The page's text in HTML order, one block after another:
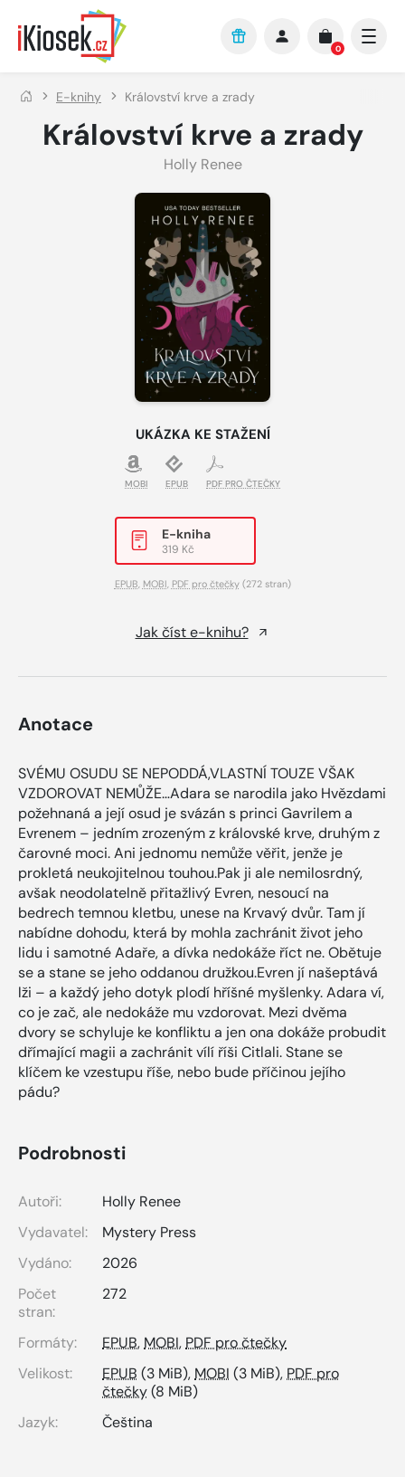
Přejít na hlavní obsah
0
E-knihy Království krve a zrady
Království krve a zrady
Holly Renee
UKÁZKA KE STAŽENÍ
MOBI EPUB PDF PRO ČTEČKY
E-kniha
319 Kč
EPUB, MOBI, PDF pro čtečky(272 stran)
Jak číst e-knihu?
Anotace
SVÉMU OSUDU SE NEPODDÁ,VLASTNÍ TOUZE VŠAK
VZDOROVAT NEMŮŽE…Adara se narodila jako Hvězdami
požehnaná a její osud je svázán s princi Gavrilem a
Evrenem – jedním zrozeným z královské krve, druhým z
čarovné moci. Ani jednomu nemůže věřit, jenže je
prokletá neukojitelnou touhou.Pak ji ale nemilosrdný,
avšak neodolatelně přitažlivý Evren, nesoucí na
bedrech temnou kletbu, unese na Krvavý dvůr. Tam jí
nabídne dohodu, která by mohla zachránit život jeho
lidu i samotné Adaře, a dívka nedokáže říct ne. Obětuje
se a stane se jeho oddanou družkou.Evren jí našeptává
lži – a každý jeho dotyk plodí hříšné myšlenky. Adara ví,
co je zač, ale nedokáže mu vzdorovat. Mezi dvěma
dvory se schyluje ke konfliktu a jen ona dokáže probudit
dřímající magii a zachránit vílí říši Citlali. Stane se
klíčem ke vzestupu říše, nebo bude příčinou jejího
pádu?
Podrobnosti
Autoři:
Holly Renee
Vydavatel:
Mystery Press
Vydáno:
2026
Počet
stran:
272
Formáty: EPUB, MOBI, PDF pro čtečky
Velikost:
EPUB (3 MiB), MOBI (3 MiB), PDF pro
čtečky(8 MiB)
Jazyk:
Čeština